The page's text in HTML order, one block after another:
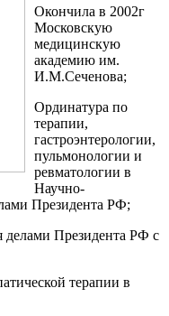
Окончила в 2002г
Московскую
медицинскую
академию им.
И.М.Сеченова;
Ординатура по
терапии,
гастроэнтерологии,
пульмонологии и
ревматологии в
Научно-
Президента РФ;
делами Президента РФ с
терапии в